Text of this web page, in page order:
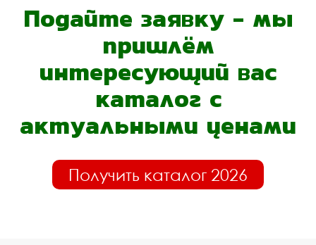
Подайте заявку - мы
пришлём
интересующий вас
каталог с
актуальными ценами
Получить каталог 2026